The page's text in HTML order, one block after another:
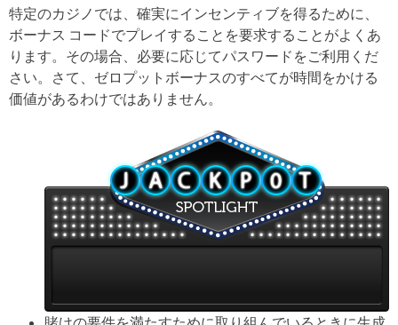
特定のカジノでは、確実にインセンティブを得るために、
ボーナス コードでプレイすることを要求することがよくあ
ります。その場合、必要に応じてパスワードをご利用くだ
さい。さて、ゼロプットボーナスのすべてが時間をかける
価値があるわけではありません。